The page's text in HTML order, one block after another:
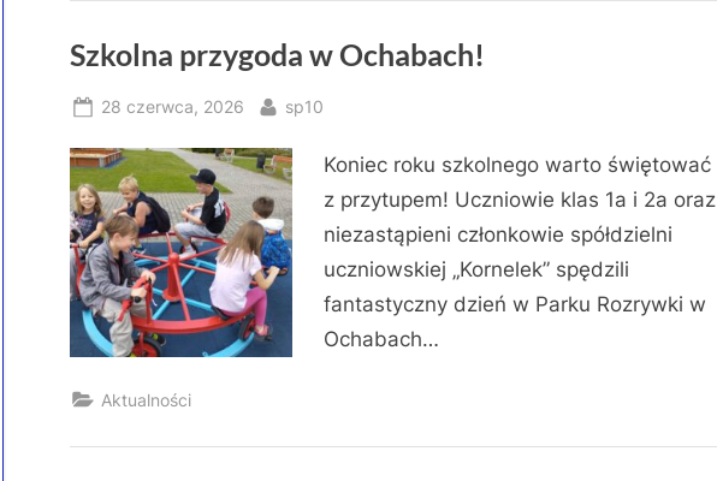
Szkolna przygoda w Ochabach!
Posted
28 czerwca, 2026 By
sp10
Koniec roku szkolnego warto świętować
z przytupem! Uczniowie klas 1a i 2a oraz
niezastąpieni członkowie spółdzielni
uczniowskiej „Kornelek” spędzili
fantastyczny dzień w Parku Rozrywki w
Ochabach…
Aktualności